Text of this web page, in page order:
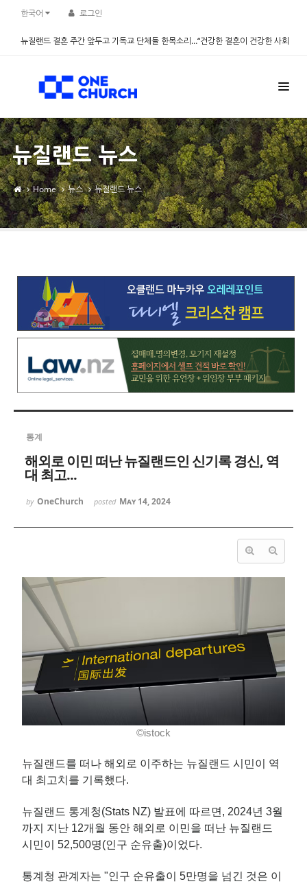
한국어 로그인
뉴질랜드 결혼 주간 앞두고 기독교 단체들 한목소리…“건강한 결혼이 건강한 사회
뉴질랜드 뉴스
Home 뉴스 뉴질랜드 뉴스
통계
해외로 이민 떠난 뉴질랜드인 신기록 경신, 역
대 최고...
by OneChurch posted May 14, 2024
©istock
뉴질랜드를 떠나 해외로 이주하는 뉴질랜드 시민이 역
대 최고치를 기록했다.
뉴질랜드 통계청(Stats NZ) 발표에 따르면, 2024년 3월
까지 지난 12개월 동안 해외로 이민을 떠난 뉴질랜드
시민이 52,500명(인구 순유출)이었다.
통계청 관계자는 "인구 순유출이 5만명을 넘긴 것은 이
Sketchbook5, 스케치북5